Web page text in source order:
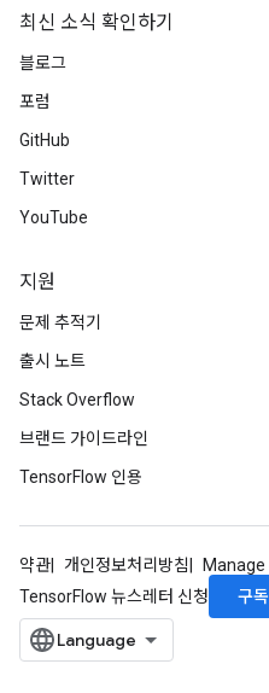
최신 소식 확인하기
블로그
포럼
GitHub
Twitter
YouTube
지원
문제 추적기
출시 노트
Stack Overflow
브랜드 가이드라인
TensorFlow 인용
약관 개인정보처리방침
TensorFlow 뉴스레터 신청
구독